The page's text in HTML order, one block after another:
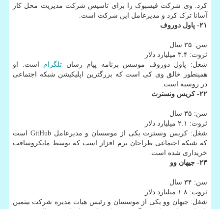
کرد. وی شرکت فیسبوک را برای تاسیس شرکت مدیریت محل کار
آسانا ترک کرد و مدیرعامل این شرکت است.
۲۱- پاول دوروف
سن: ۳۵ سال
ثروت: ۳.۴ میلیارد دلار
شغل: پاول دوروف موسس برنامه پیام رسان تلگرام است. او
همینطور خالق وی کی است که بزرگترین اپلیکیشن شبکه اجتماعی
در روسیه است.
۲۲- کریس ونسترث
سن: ۳۵ سال
ثروت: ۲.۱ میلیارد دلار
شغل: کریس ونسترث یکی از موسسان و مدیرعامل GitHub است
که شبکه اجتماعی طراحان نرم افزار است که توسط مایکروسافت
خریداری شده است.
۲۳- جیهان وو
سن: ۳۴ سال
ثروت: ۱.۸ میلیارد دلار
شغل: جیهان وو یکی از موسسان و رئیس هیات مدیره شرکت بیتمین